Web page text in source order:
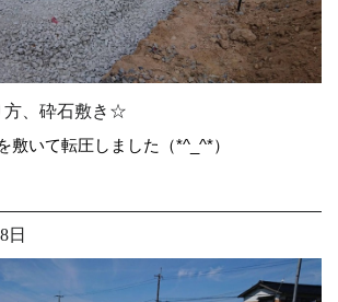
、砕石敷き☆
敷いて転圧しました（*^_^*）
日